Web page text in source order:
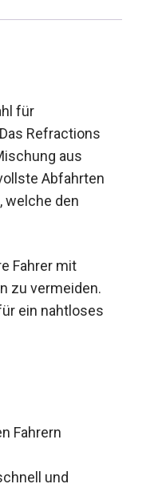
für
Refractions
aus
Abfahrten
welche den
Fahrer mit
zu vermeiden.
ein nahtloses
Fahrern
und